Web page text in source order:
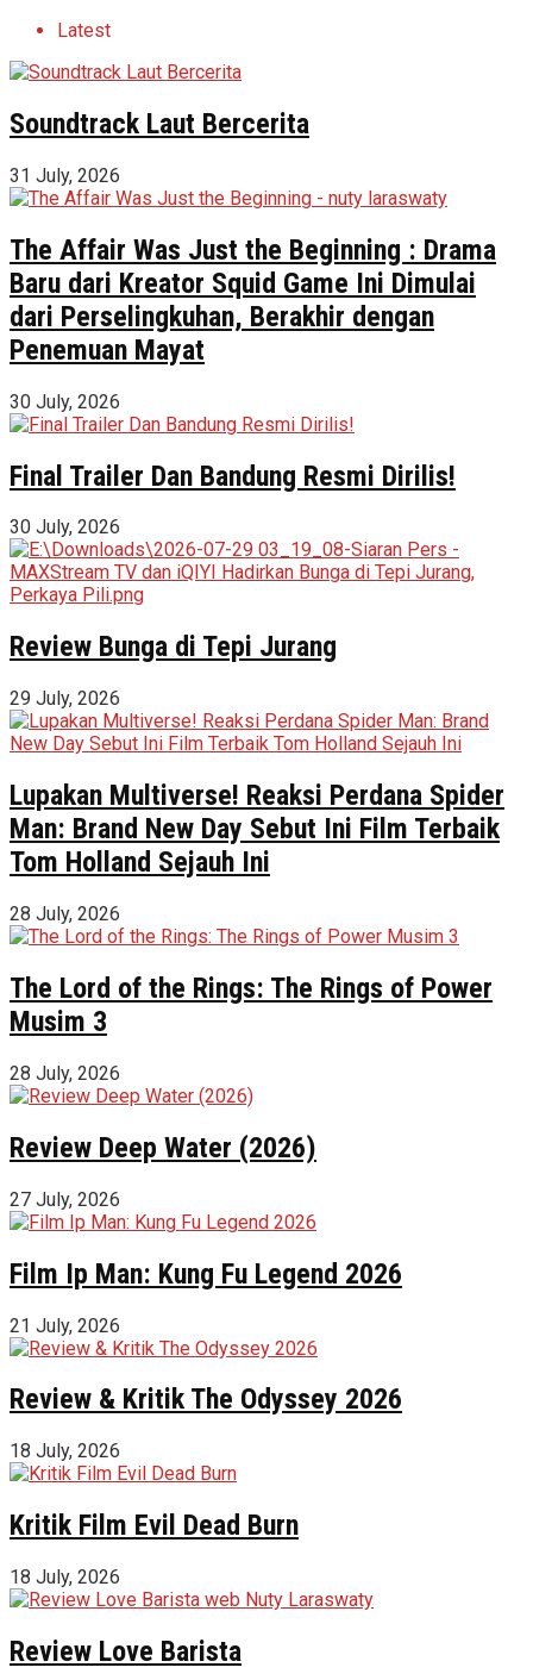
Latest
Soundtrack Laut Bercerita
31 July, 2026
The Affair Was Just the Beginning : Drama
Baru dari Kreator Squid Game Ini Dimulai
dari Perselingkuhan, Berakhir dengan
Penemuan Mayat
30 July, 2026
Final Trailer Dan Bandung Resmi Dirilis!
30 July, 2026
Review Bunga di Tepi Jurang
29 July, 2026
Lupakan Multiverse! Reaksi Perdana Spider
Man: Brand New Day Sebut Ini Film Terbaik
Tom Holland Sejauh Ini
28 July, 2026
The Lord of the Rings: The Rings of Power
Musim 3
28 July, 2026
Review Deep Water (2026)
27 July, 2026
Film Ip Man: Kung Fu Legend 2026
21 July, 2026
Review & Kritik The Odyssey 2026
18 July, 2026
Kritik Film Evil Dead Burn
18 July, 2026
Review Love Barista